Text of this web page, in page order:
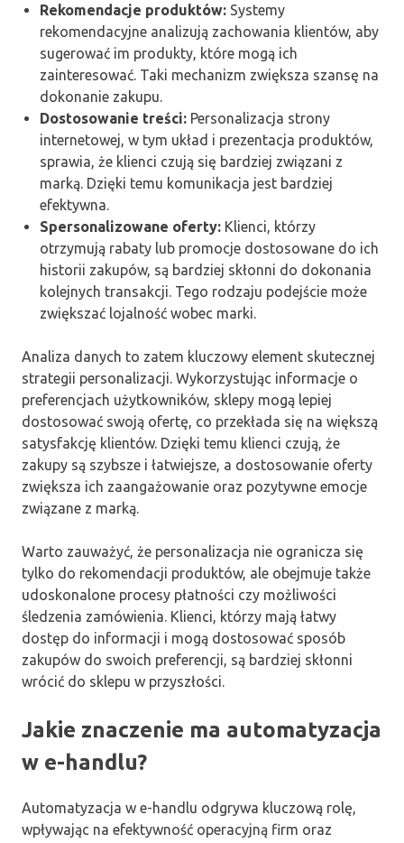
Rekomendacje produktów: Systemy
rekomendacyjne analizują zachowania klientów, aby
sugerować im produkty, które mogą ich
zainteresować. Taki mechanizm zwiększa szansę na
dokonanie zakupu.
Dostosowanie treści: Personalizacja strony
internetowej, w tym układ i prezentacja produktów,
sprawia, że klienci czują się bardziej związani z
marką. Dzięki temu komunikacja jest bardziej
efektywna.
Spersonalizowane oferty: Klienci, którzy
otrzymują rabaty lub promocje dostosowane do ich
historii zakupów, są bardziej skłonni do dokonania
kolejnych transakcji. Tego rodzaju podejście może
zwiększać lojalność wobec marki.
Analiza danych to zatem kluczowy element skutecznej
strategii personalizacji. Wykorzystując informacje o
preferencjach użytkowników, sklepy mogą lepiej
dostosować swoją ofertę, co przekłada się na większą
satysfakcję klientów. Dzięki temu klienci czują, że
zakupy są szybsze i łatwiejsze, a dostosowanie oferty
zwiększa ich zaangażowanie oraz pozytywne emocje
związane z marką.
Warto zauważyć, że personalizacja nie ogranicza się
tylko do rekomendacji produktów, ale obejmuje także
udoskonalone procesy płatności czy możliwości
śledzenia zamówienia. Klienci, którzy mają łatwy
dostęp do informacji i mogą dostosować sposób
zakupów do swoich preferencji, są bardziej skłonni
wrócić do sklepu w przyszłości.
Jakie znaczenie ma automatyzacja
w e-handlu?
Automatyzacja w e-handlu odgrywa kluczową rolę,
wpływając na efektywność operacyjną firm oraz